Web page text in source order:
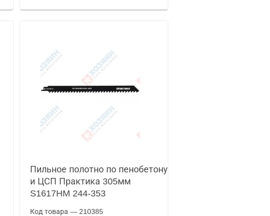
Пильное полотно по пенобетону
и ЦСП Практика 305мм
S1617HM 244-353
Код товара — 210385